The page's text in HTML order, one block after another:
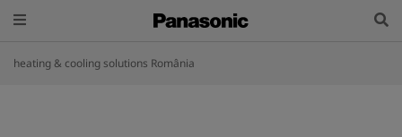
heating & cooling solutions România